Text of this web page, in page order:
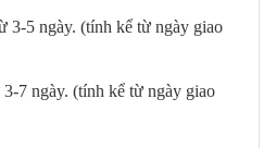
3-5 ngày. (tính kể từ ngày giao
7 ngày. (tính kể từ ngày giao